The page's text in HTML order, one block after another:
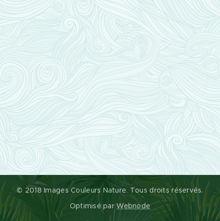
© 2018 Images Couleurs Nature. Tous droits réservés.
Optimisé parWebnode